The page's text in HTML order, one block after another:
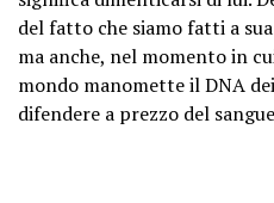
del fatto che siamo fatti a
ma anche, nel momento in
mondo manomette il DNA
difendere a prezzo del